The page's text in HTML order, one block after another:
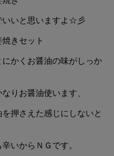
いいと思いますよ☆彡
かくお醤油の味がしっか
りお醤油使います、
押さえた感じにしないと
いからＮＧです。